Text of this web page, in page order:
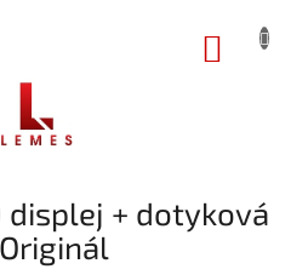
displej + dotyková